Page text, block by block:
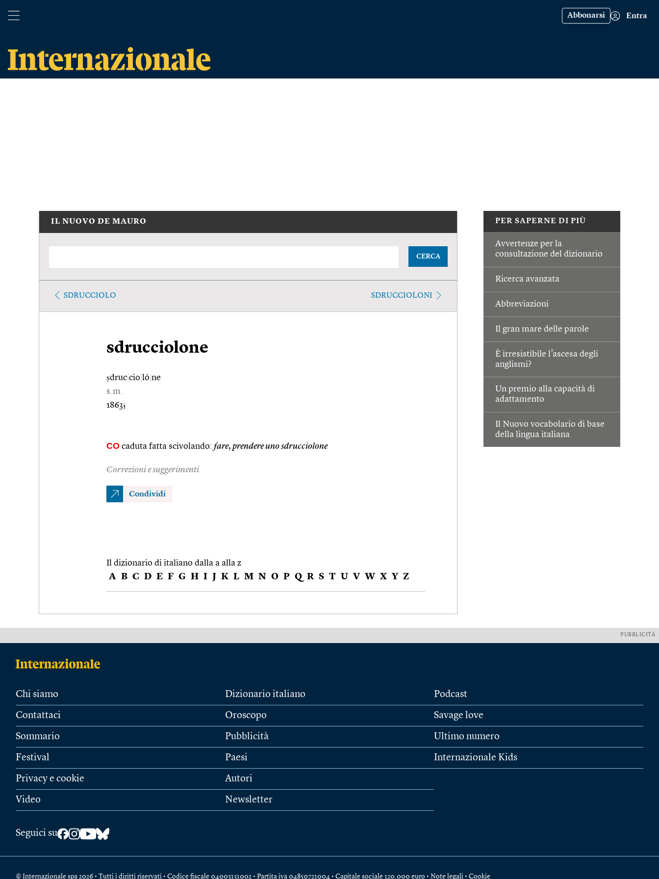
Abbonarsi Entra
PER SAPERNE DI PIÙ
Avvertenze per la
consultazione del dizionario
Ricerca avanzata
Abbreviazioni
Il gran mare delle parole
È irresistibile l’ascesa degli
anglismi?
Un premio alla capacità di
adattamento
Il Nuovo vocabolario di base
della lingua italiana
IL NUOVO DE MAURO
CERCA
SDRUCCIOLO SDRUCCIOLONI
sdrucciolone
ṣdruc cio ló ne
s.m.
1863;
CO caduta fatta scivolando: fare, prendere uno sdrucciolone
Correzioni e suggerimenti
Condividi
Il dizionario di italiano dalla a alla z
A B C D E F G H I J K L M N O P Q R S T U V W X Y Z
PUBBLICITÀ
Chi siamo
Contattaci
Sommario
Festival
Privacy e cookie
Video
Dizionario italiano
Oroscopo
Pubblicità
Paesi
Autori
Newsletter
Podcast
Savage love
Ultimo numero
Internazionale Kids
Seguici su
© Internazionale spa 2026 • Tutti i diritti riservati • Codice fiscale 04003131002 • Partita iva 04850721004 • Capitale sociale 120.000 euro • Note legali • Cookie